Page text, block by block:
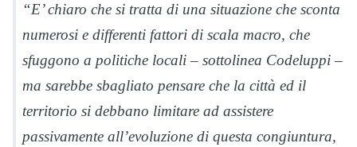
“E’ chiaro che si tratta di una situazione che sconta
numerosi e differenti fattori di scala macro, che
sfuggono a politiche locali – sottolinea Codeluppi –
ma sarebbe sbagliato pensare che la città ed il
territorio si debbano limitare ad assistere
passivamente all’evoluzione di questa congiuntura,